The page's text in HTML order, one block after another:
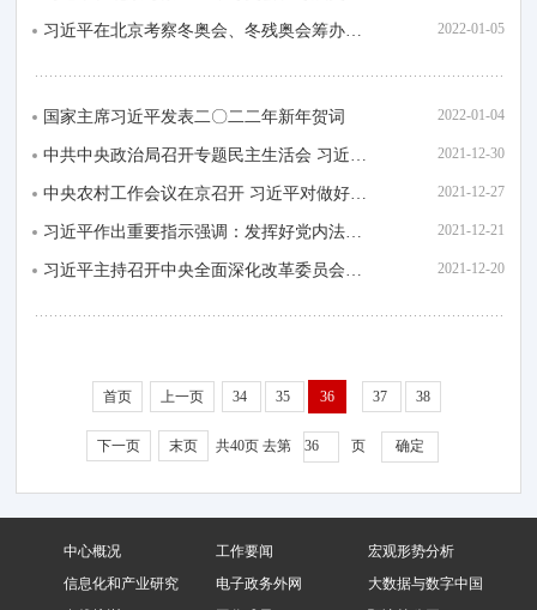
2022-01-05
国家主席习近平发表二〇二二年新年贺词 2022-01-04
2021-12-30
2021-12-27
2021-12-21
2021-12-20
首页 上一页 34 35 36 37 38
下一页 末页 共40页 去第 页
中心概况 工作要闻
宏观形势分析
信息化和产业研究
电子政务外网
大数据与数字中国